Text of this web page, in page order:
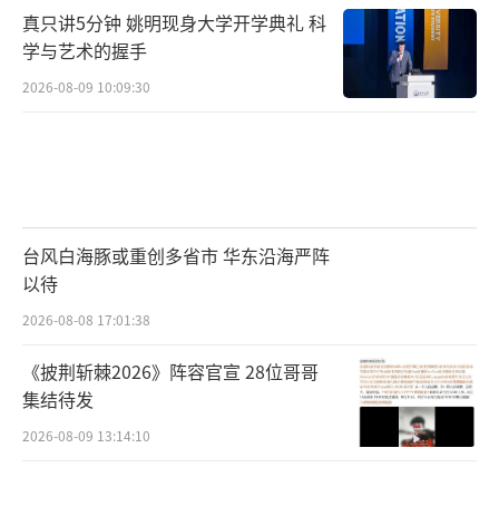
真只讲5分钟 姚明现身大学开学典礼 科
学与艺术的握手
2026-08-09 10:09:30
台风白海豚或重创多省市 华东沿海严阵
以待
2026-08-08 17:01:38
《披荆斩棘2026》阵容官宣 28位哥哥
集结待发
2026-08-09 13:14:10